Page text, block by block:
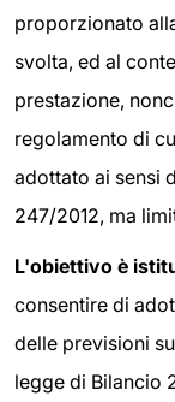
proporzionato
svolta, ed al
prestazione,
regolamento di
adottato ai sensi
247/2012, ma
L'obiettivo è
consentire di
delle previsioni
legge di Bilancio